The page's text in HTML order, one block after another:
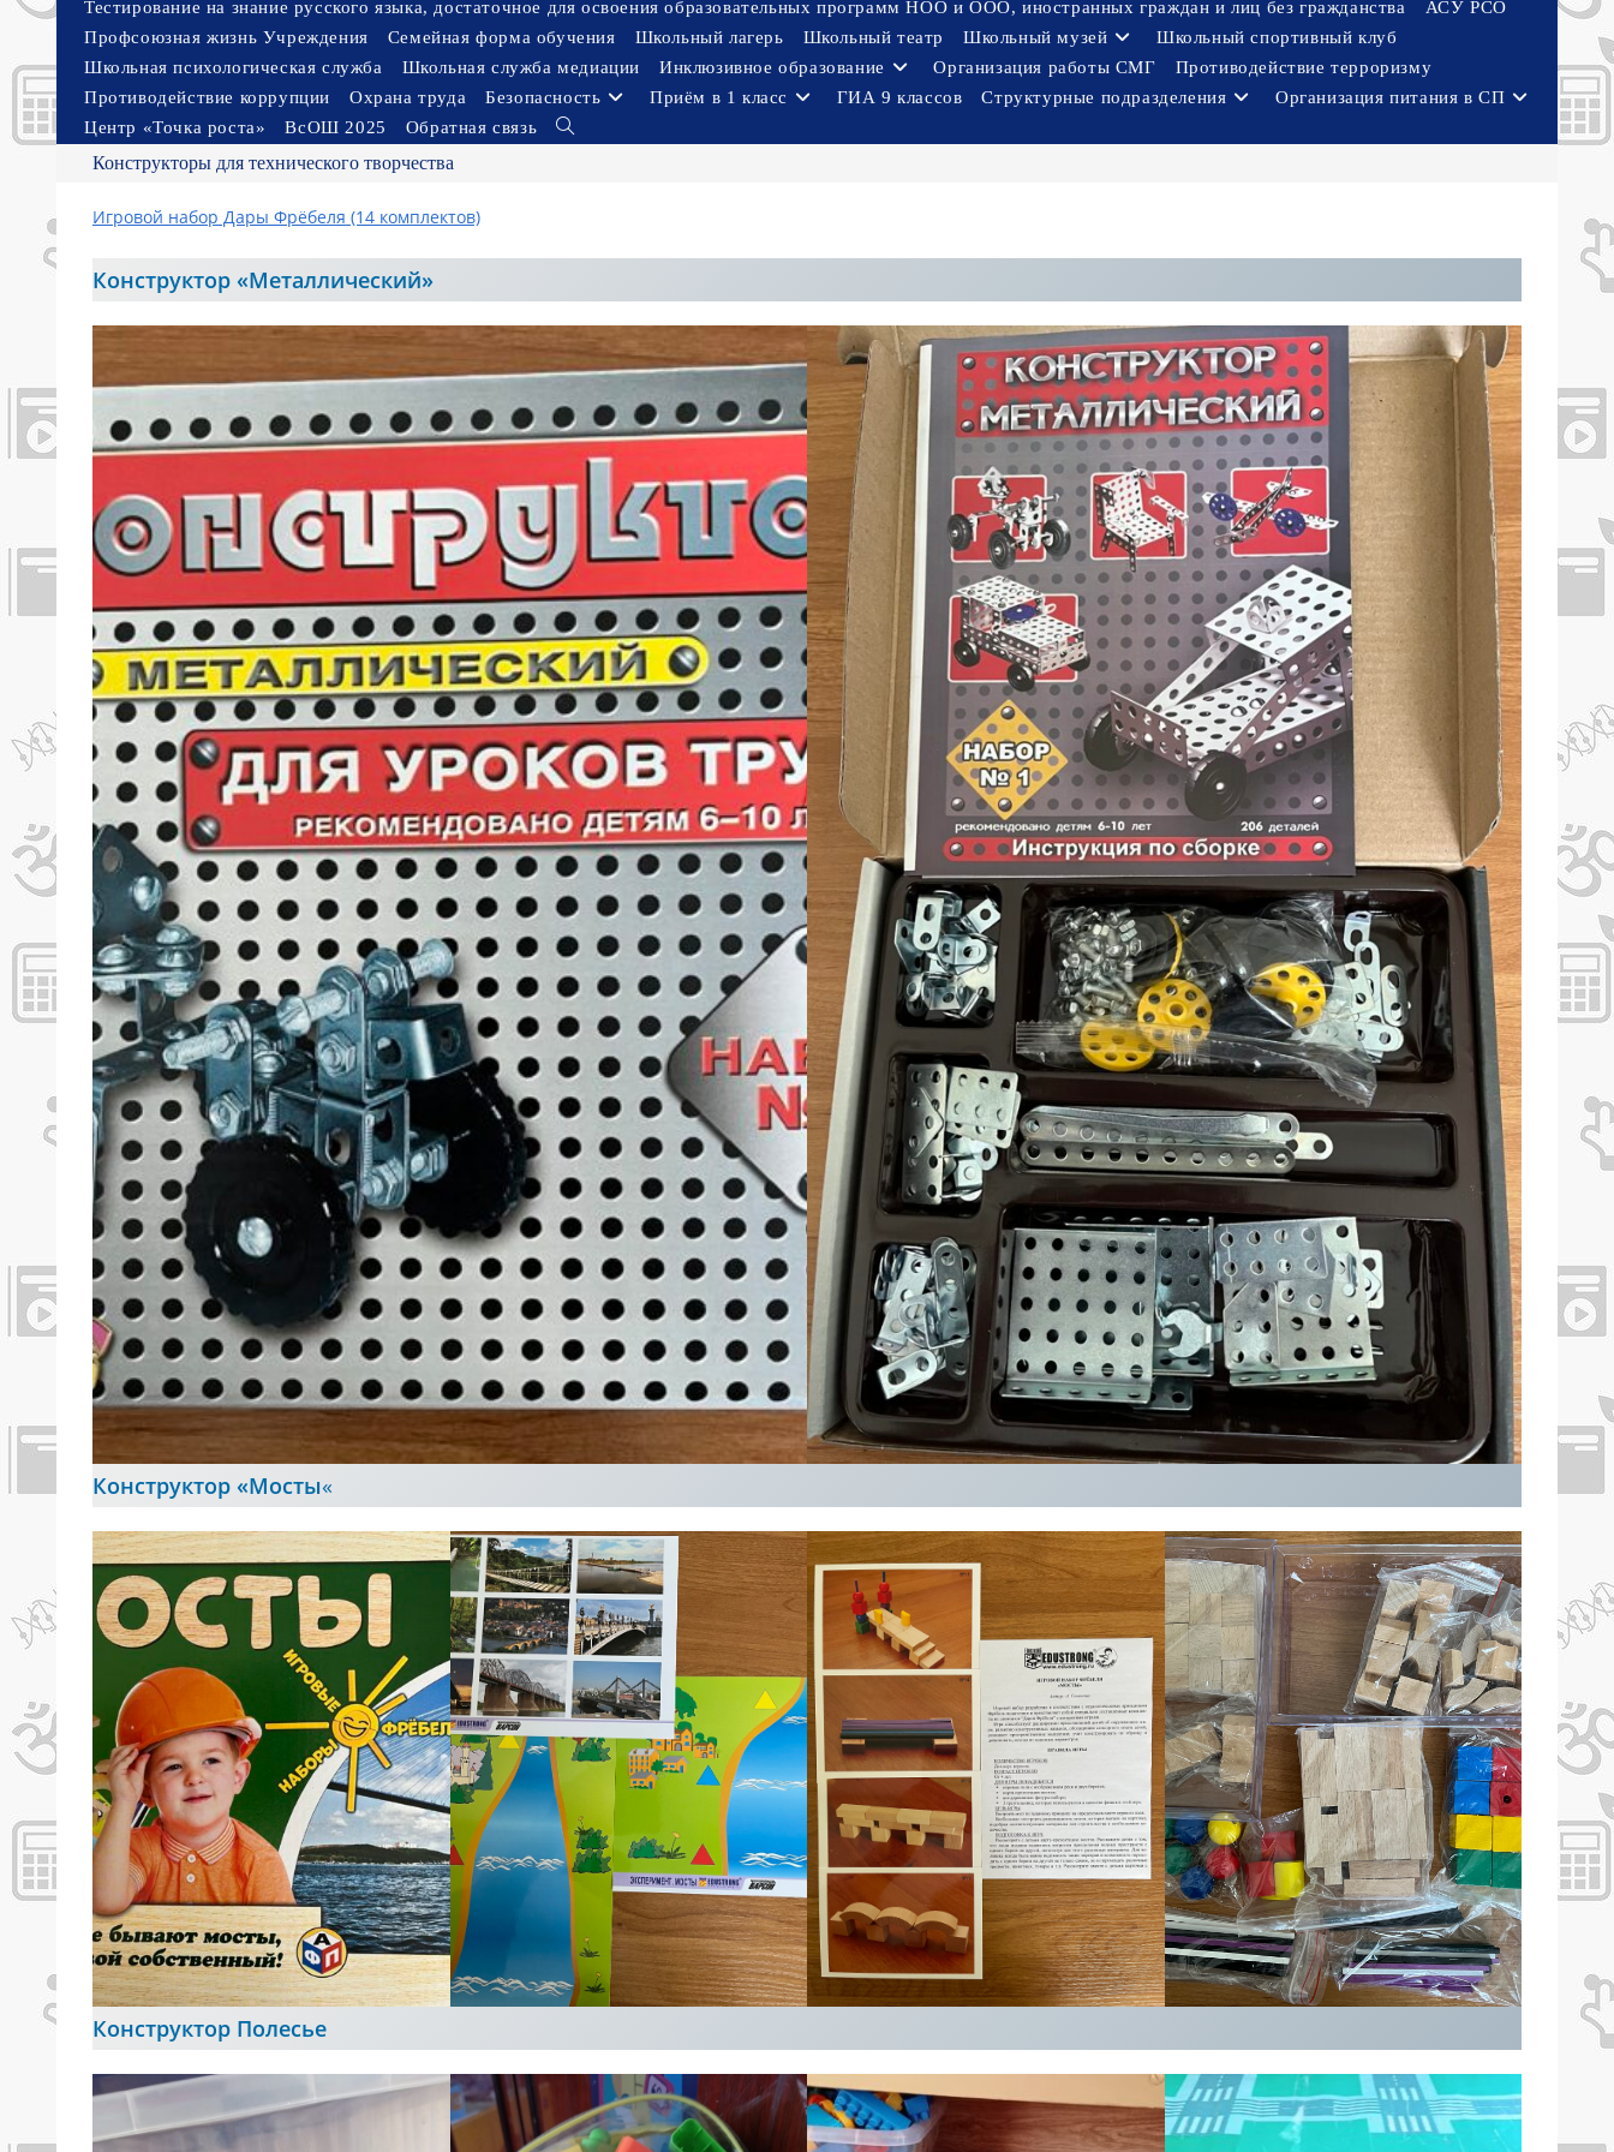
Тестирование на знание русского языка, достаточное для освоения образовательных программ НОО и ООО, иностранных граждан и лиц без гражданства
АСУ РСО
Профсоюзная жизнь Учреждения
Семейная форма обучения Школьный лагерь Школьный театр Школьный музей
Школьный спортивный клуб
Школьная психологическая служба
Школьная служба медиации Инклюзивное образование Организация работы СМГ
Противодействие терроризму
Противодействие коррупции
Охрана труда Безопасность Приём в 1 класс ГИА 9 классов Структурные подразделения
Организация питания в СП
Центр «Точка роста»
ВсОШ 2025 Обратная связь
Переключить
Конструкторы для технического творчества
Игровой набор Дары Фрёбеля (14 комплектов)
Конструктор «Металлический»
Конструктор «Мосты«
Конструктор Полесье